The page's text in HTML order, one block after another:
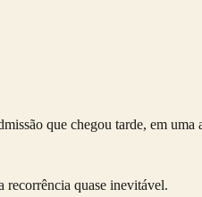
que chegou tarde, em uma
recorrência quase inevitável.